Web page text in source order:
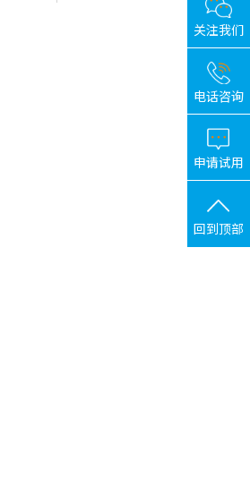
关注我们
电话咨询
申请试用
回到顶部